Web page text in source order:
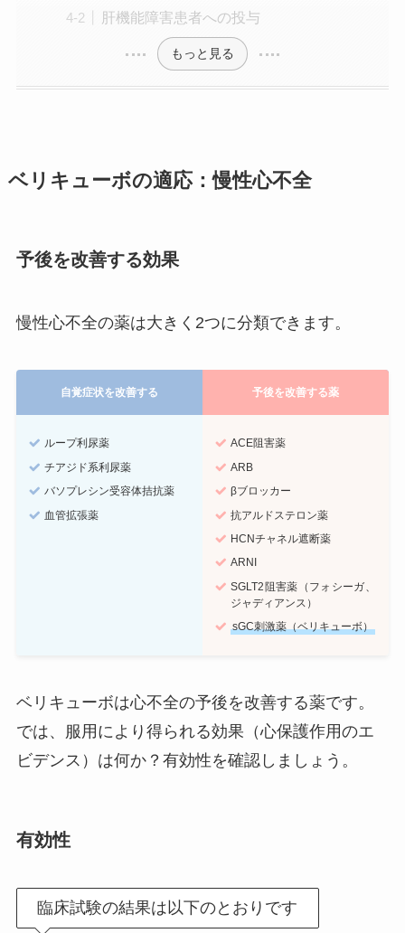
肝機能障害患者への投与
もっと見る
ベリキューボの適応：慢性心不全
予後を改善する効果
慢性心不全の薬は大きく2つに分類できます。
自覚症状を改善する 予後を改善する薬
ループ利尿薬
チアジド系利尿薬
バソプレシン受容体拮抗薬
血管拡張薬
ACE阻害薬
ARB
βブロッカー
抗アルドステロン薬
HCNチャネル遮断薬
ARNI
SGLT2阻害薬（フォシーガ、
ジャディアンス）
sGC刺激薬（ベリキューボ）
ベリキューボは心不全の予後を改善する薬です。
では、服用により得られる効果（心保護作用のエ
ビデンス）は何か？有効性を確認しましょう。
有効性
臨床試験の結果は以下のとおりです